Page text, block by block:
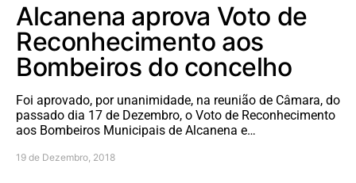
Alcanena aprova Voto de
Reconhecimento aos
Bombeiros do concelho
Foi aprovado, por unanimidade, na reunião de Câmara, do
passado dia 17 de Dezembro, o Voto de Reconhecimento
aos Bombeiros Municipais de Alcanena e…
19 de Dezembro, 2018